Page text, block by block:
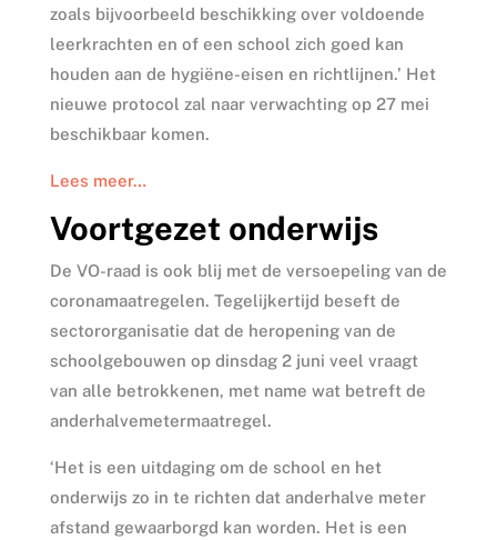
zoals bijvoorbeeld beschikking over voldoende
leerkrachten en of een school zich goed kan
houden aan de hygiëne-eisen en richtlijnen.’ Het
nieuwe protocol zal naar verwachting op 27 mei
beschikbaar komen.
Lees meer…
Voortgezet onderwijs
De VO-raad is ook blij met de versoepeling van de
coronamaatregelen. Tegelijkertijd beseft de
sectororganisatie dat de heropening van de
schoolgebouwen op dinsdag 2 juni veel vraagt
van alle betrokkenen, met name wat betreft de
anderhalvemetermaatregel.
‘Het is een uitdaging om de school en het
onderwijs zo in te richten dat anderhalve meter
afstand gewaarborgd kan worden. Het is een